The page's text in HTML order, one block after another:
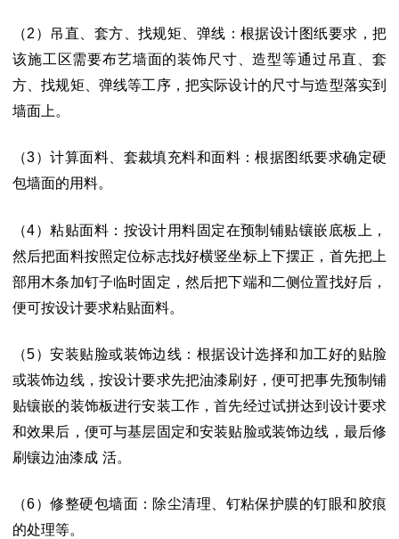
（2）吊直、套方、找规矩、弹线：根据设计图纸要求，把
该施工区需要布艺墙面的装饰尺寸、造型等通过吊直、套
方、找规矩、弹线等工序，把实际设计的尺寸与造型落实到
墙面上。
（3）计算面料、套裁填充料和面料：根据图纸要求确定硬
包墙面的用料。
（4）粘贴面料：按设计用料固定在预制铺贴镶嵌底板上，
然后把面料按照定位标志找好横竖坐标上下摆正，首先把上
部用木条加钉子临时固定，然后把下端和二侧位置找好后，
便可按设计要求粘贴面料。
（5）安装贴脸或装饰边线：根据设计选择和加工好的贴脸
或装饰边线，按设计要求先把油漆刷好，便可把事先预制铺
贴镶嵌的装饰板进行安装工作，首先经过试拼达到设计要求
和效果后，便可与基层固定和安装贴脸或装饰边线，最后修
刷镶边油漆成 活。
（6）修整硬包墙面：除尘清理、钉粘保护膜的钉眼和胶痕
的处理等。